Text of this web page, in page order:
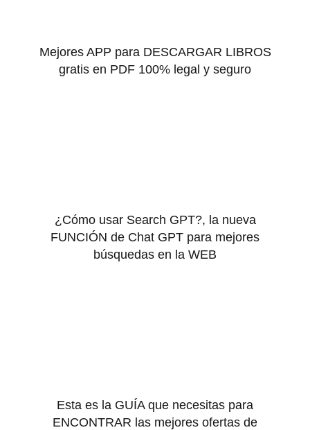
Mejores APP para DESCARGAR LIBROS
gratis en PDF 100% legal y seguro
¿Cómo usar Search GPT?, la nueva
FUNCIÓN de Chat GPT para mejores
búsquedas en la WEB
Esta es la GUÍA que necesitas para
ENCONTRAR las mejores ofertas de